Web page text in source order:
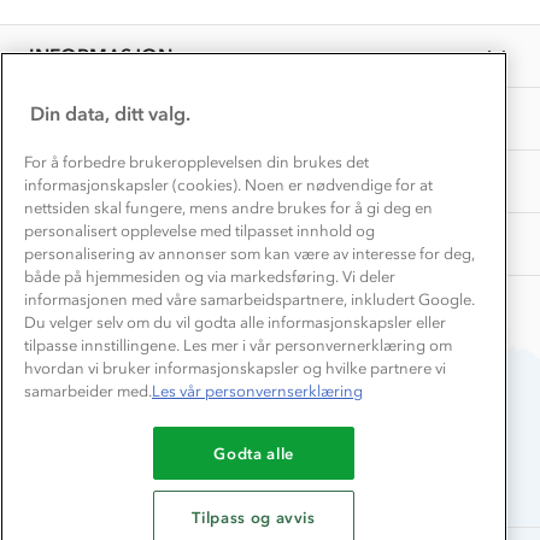
28
2023
INFORMASJON
Presse
OM OSS
Samarbeide med oss?
TIPS OG RÅD
Store størrelser
Turmat oppskrifter
Beredskap
AKTIVITETER
Overnatte utendørs⛺
Leirskole 🥾
Barnehageansatt
Tips til hyttetur
Du betaler enkelt med
Din data, ditt valg.
For å forbedre brukeropplevelsen din brukes det
informasjonskapsler (cookies). Noen er nødvendige for at
nettsiden skal fungere, mens andre brukes for å gi deg en
personalisert opplevelse med tilpasset innhold og
personalisering av annonser som kan være av interesse for deg,
både på hjemmesiden og via markedsføring. Vi deler
informasjonen med våre samarbeidspartnere, inkludert Google.
Du velger selv om du vil godta alle informasjonskapsler eller
tilpasse innstillingene. Les mer i vår personvernerklæring om
hvordan vi bruker informasjonskapsler og hvilke partnere vi
samarbeider med.Les vår personvernserklæring
Godta alle
Tilpass og avvis